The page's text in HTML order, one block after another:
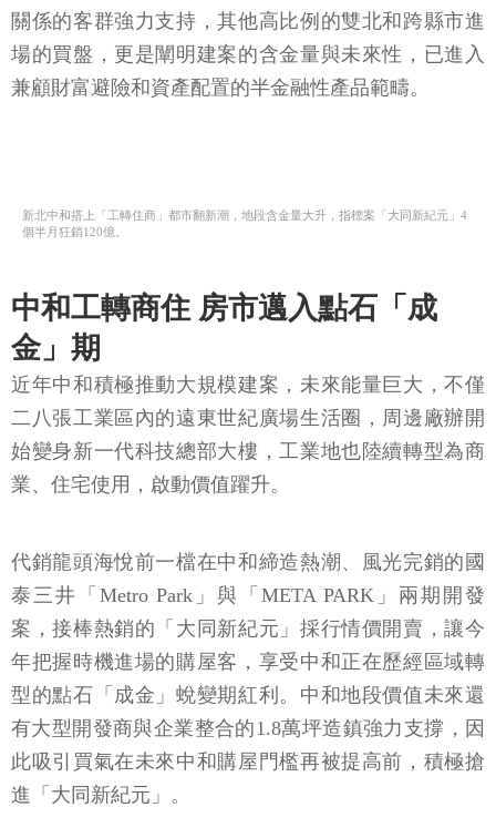
關係的客群強力支持，其他高比例的雙北和跨縣市進
場的買盤，更是闡明建案的含金量與未來性，已進入
兼顧財富避險和資產配置的半金融性產品範疇。
新北中和搭上「工轉住商」都市翻新潮，地段含金量大升，指標案「大同新紀元」4
個半月狂銷120億。
中和工轉商住 房市邁入點石「成
金」期
近年中和積極推動大規模建案，未來能量巨大，不僅
二八張工業區內的遠東世紀廣場生活圈，周邊廠辦開
始變身新一代科技總部大樓，工業地也陸續轉型為商
業、住宅使用，啟動價值躍升。
代銷龍頭海悅前一檔在中和締造熱潮、風光完銷的國
泰三井「Metro Park」與「META PARK」兩期開發
案，接棒熱銷的「大同新紀元」採行情價開賣，讓今
年把握時機進場的購屋客，享受中和正在歷經區域轉
型的點石「成金」蛻變期紅利。中和地段價值未來還
有大型開發商與企業整合的1.8萬坪造鎮強力支撐，因
此吸引買氣在未來中和購屋門檻再被提高前，積極搶
進「大同新紀元」。